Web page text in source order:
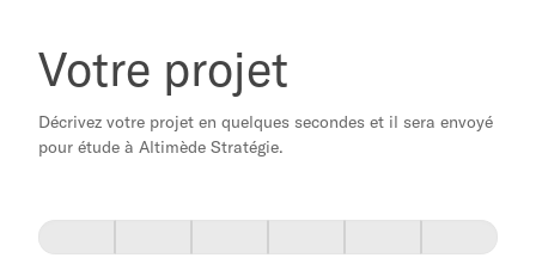
Votre
projet
Votre projet
Décrivez votre projet en quelques secondes et il sera envoyé
pour étude à Altimède Stratégie.
you
are